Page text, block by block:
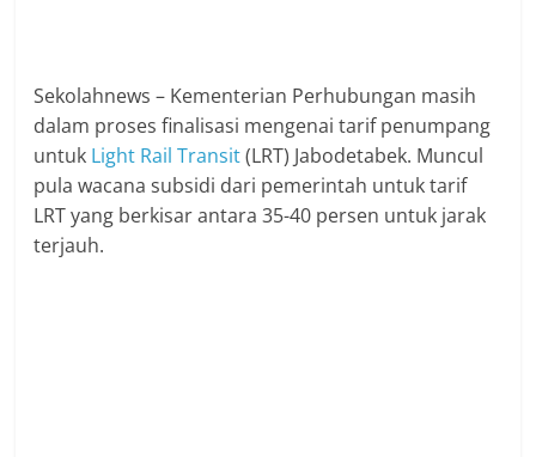
Sekolahnews – Kementerian Perhubungan masih
dalam proses finalisasi mengenai tarif penumpang
untuk Light Rail Transit(LRT) Jabodetabek. Muncul
pula wacana subsidi dari pemerintah untuk tarif
LRT yang berkisar antara 35-40 persen untuk jarak
terjauh.